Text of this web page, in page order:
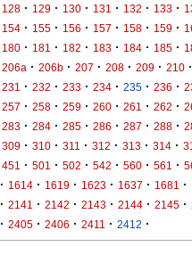
128 · 129 · 130 · 131 · 132 · 133 ·
154 · 155 · 156 · 157 · 158 · 159 ·
180 · 181 · 182 · 183 · 184 · 185 ·
206a · 206b · 207 · 208 · 209 · 210 ·
231 · 232 · 233 · 234 · 235 · 236 ·
257 · 258 · 259 · 260 · 261 · 262 ·
283 · 284 · 285 · 286 · 287 · 288 ·
309 · 310 · 311 · 312 · 313 · 314 ·
451 · 501 · 502 · 542 · 560 · 561 ·
· 1614 · 1619 · 1623 · 1637 · 1681 ·
· 2141 · 2142 · 2143 · 2144 · 2145 ·
· 2405 · 2406 · 2411 · 2412 ·